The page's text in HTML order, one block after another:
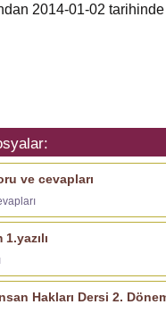
2014-01-02
ve cevapları
Hakları Dersi 2.